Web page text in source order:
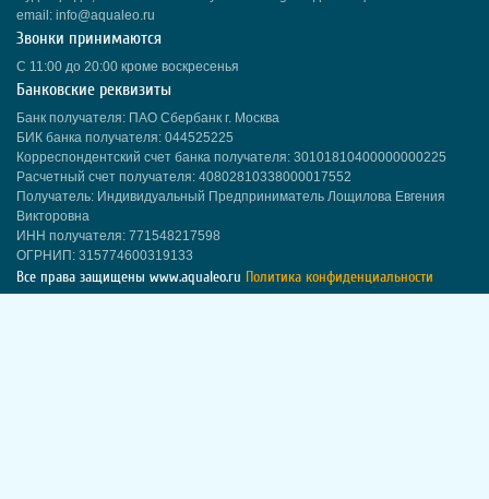
email: info@aqualeo.ru
Звонки принимаются
С 11:00 до 20:00 кроме воскресенья
Банковские реквизиты
Банк получателя: ПАО Сбербанк г. Москва
БИК банка получателя: 044525225
Корреспондентский счет банка получателя: 30101810400000000225
Расчетный счет получателя: 40802810338000017552
Получатель: Индивидуальный Предприниматель Лощилова Евгения
Викторовна
ИНН получателя: 771548217598
ОГРНИП: 315774600319133
Все права защищены www.aqualeo.ru Политика конфиденциальности